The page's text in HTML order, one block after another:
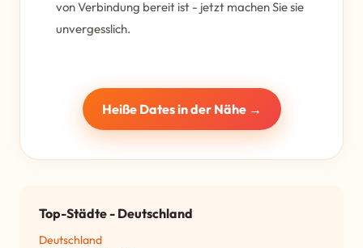
von Verbindung bereit ist - jetzt machen Sie sie
unvergesslich.
Heiße Dates in der Nähe →
Top-Städte - Deutschland
Deutschland